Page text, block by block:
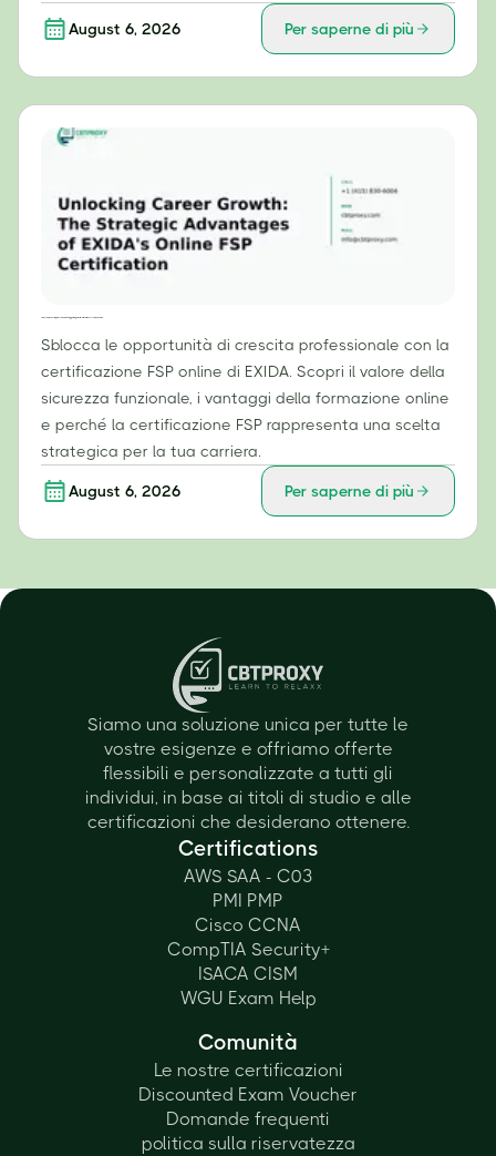
August 6, 2026 Per saperne di più
Sblocca le opportunità di crescita professionale con la
certificazione FSP online di EXIDA. Scopri il valore della
sicurezza funzionale, i vantaggi della formazione online
e perché la certificazione FSP rappresenta una scelta
strategica per la tua carriera.
August 6, 2026 Per saperne di più
Siamo una soluzione unica per tutte le
vostre esigenze e offriamo offerte
flessibili e personalizzate a tutti gli
individui, in base ai titoli di studio e alle
certificazioni che desiderano ottenere.
Certifications
AWS SAA - C03
PMI PMP
Cisco CCNA
CompTIA Security+
ISACA CISM
WGU Exam Help
Comunità
Le nostre certificazioni
Discounted Exam Voucher
Domande frequenti
politica sulla riservatezza